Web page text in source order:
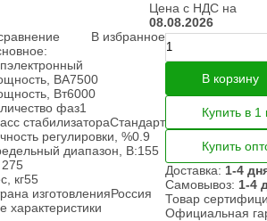
Цена с НДС на
08.08.2026
В избранное
электронный
ВА7500
Вт6000
фаз1
стабилизатораСтандарт
регулировки, %0.9
диапазон, В:155
кг55
изготовленияРоссия
характеристики
В корзину
Купить в 1
Купить
Доставка: 1-4
Самовывоз: 1-4
Товар
Официальная